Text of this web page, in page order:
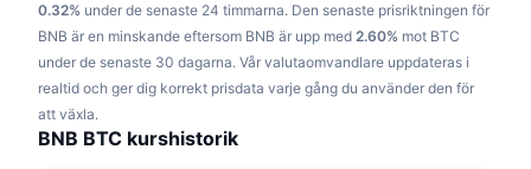
Finans
NFT
MACD
Derivat
Ordlista
Kampanjer
0.32% under de senaste 24 timmarna. Den senaste prisriktningen för
BNB är en minskande eftersom BNB är upp med 2.60% mot BTC
under de senaste 30 dagarna. Vår valutaomvandlare uppdateras i
realtid och ger dig korrekt prisdata varje gång du använder den för
att växla.
BNB BTC kurshistorik